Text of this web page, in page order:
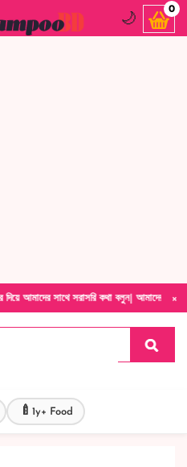
×
সরাসরি কথা বলুন| আমাদের যেকোনো পণ্য
🌙
0
🍼 1y+ Food